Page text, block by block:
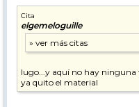
Cita
elgemeloguille
lugo...y aquí no hay ninguna
ya quito el material